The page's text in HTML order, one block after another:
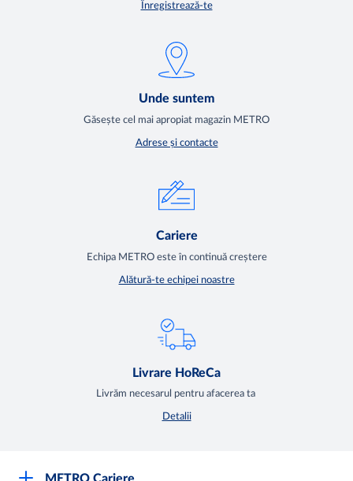
Înregistrează-te
Unde suntem
Găsește cel mai apropiat magazin METRO
Adrese și contacte
Cariere
Echipa METRO este în continuă creștere
Alătură-te echipei noastre
Livrare HoReCa
Livrăm necesarul pentru afacerea ta
Detalii